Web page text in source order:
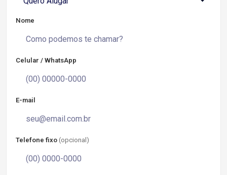
Nome
Celular / WhatsApp
E-mail
Telefone fixo (opcional)